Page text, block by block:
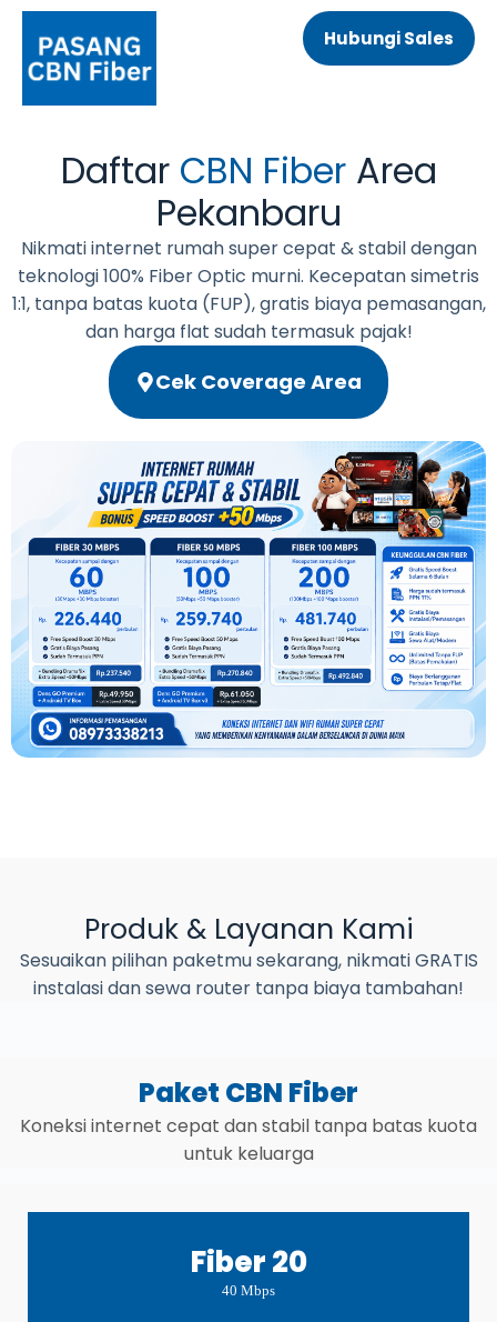
Hubungi Sales
Daftar CBN FiberArea
Pekanbaru
Nikmati internet rumah super cepat & stabil dengan
teknologi 100% Fiber Optic murni. Kecepatan simetris
1:1, tanpa batas kuota (FUP), gratis biaya pemasangan,
dan harga flat sudah termasuk pajak!
Cek Coverage Area
Produk & Layanan Kami
Sesuaikan pilihan paketmu sekarang, nikmati GRATIS
instalasi dan sewa router tanpa biaya tambahan!
Paket CBN Fiber
Koneksi internet cepat dan stabil tanpa batas kuota
untuk keluarga
Fiber 20
40 Mbps